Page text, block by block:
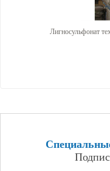
Лигносульфонат